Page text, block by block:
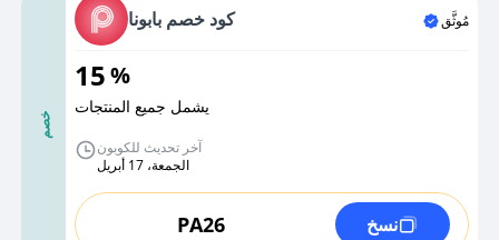
خصم
كود خصم بابونا مُوثَّق
15%
يشمل جميع المنتجات
آخر تحديث للكوبون
الجمعة، 17 أبريل
PA26 نسخ